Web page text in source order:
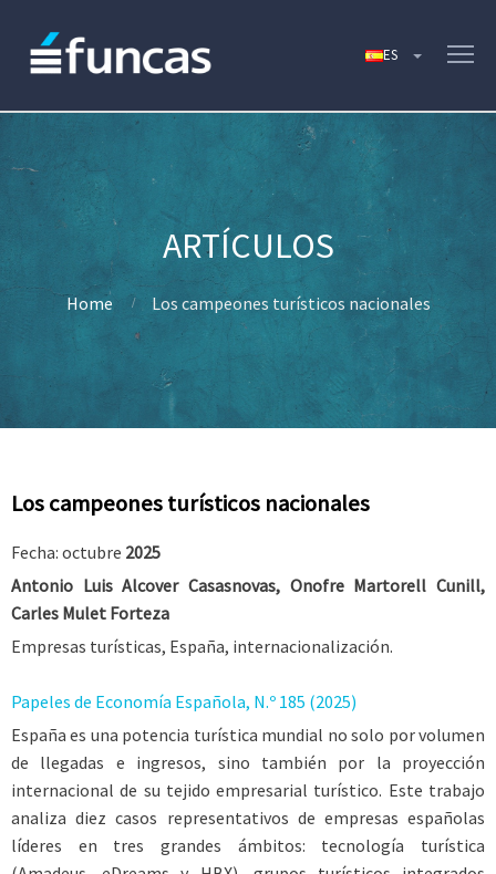
Home Los campeones turísticos nacionales
Los campeones turísticos nacionales
Fecha: octubre 2025
Antonio Luis Alcover Casasnovas, Onofre Martorell Cunill,
Carles Mulet Forteza
Empresas turísticas, España, internacionalización.
Papeles de Economía Española, N.º 185 (2025)
España es una potencia turística mundial no solo por volumen
de llegadas e ingresos, sino también por la proyección
internacional de su tejido empresarial turístico. Este trabajo
analiza diez casos representativos de empresas españolas
líderes en tres grandes ámbitos: tecnología turística